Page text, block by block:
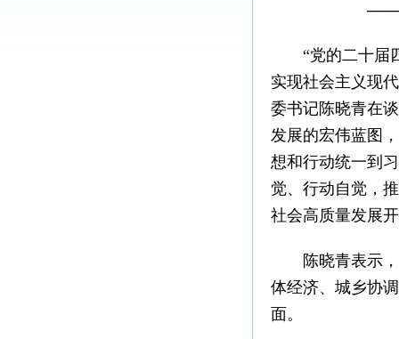
——
“党的二十届四
实现社会主义现
委书记陈晓青在
发展的宏伟蓝图
想和行动统一到
觉、行动自觉，
社会高质量发展
陈晓青表示，
体经济、城乡协
面。